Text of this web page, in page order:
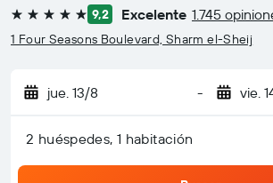
5 estrellas 9,2 Excelente 1.745
1 Four Seasons Boulevard, Sharm el-Sheij
jue. 13/8 - vie.
2 huéspedes, 1 habitación